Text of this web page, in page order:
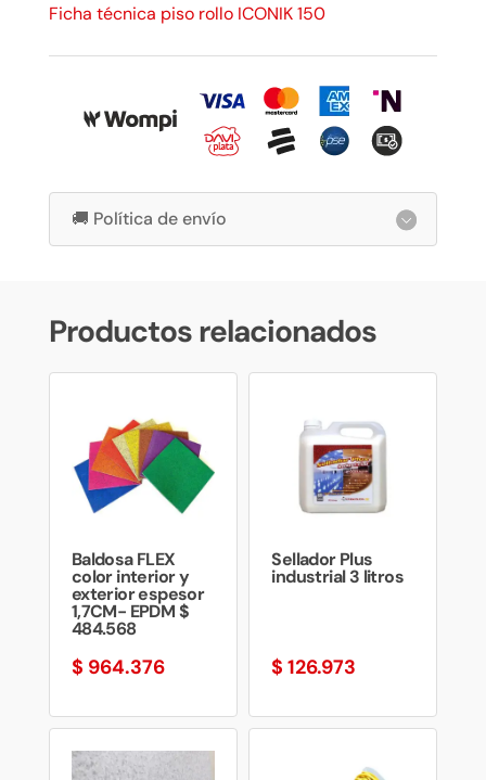
Ficha técnica piso rollo ICONIK 150
🚚 Política de envío
Productos relacionados
Baldosa FLEX
color interior y
exterior espesor
1,7CM- EPDM $
484.568
$ 964.376
Sellador Plus
industrial 3 litros
$ 126.973